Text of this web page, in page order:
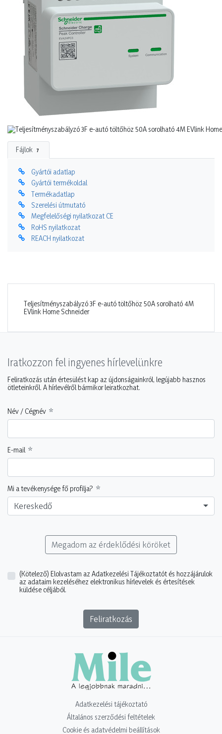
Fájlok 7
Gyártói adatlap
Gyártói termékoldal
Termékadatlap
Szerelési útmutató
Megfelelőségi nyilatkozat CE
RoHS nyilatkozat
REACH nyilatkozat
Teljesítményszabályzó 3F e-autó töltőhöz 50A sorolható 4M
EVlink Home Schneider
Iratkozzon fel ingyenes hírlevelünkre
Feliratkozás után értesülést kap az újdonságainkról, legújabb hasznos
ötleteinkről. A hírlevélről bármikor leiratkozhat.
Név / Cégnév
E-mail
Mi a tevékenysége fő profilja?
Kereskedő
Megadom az érdeklődési köröket
(Kötelező) Elolvastam az Adatkezelési Tájékoztatót és hozzájárulok
az adataim kezeléséhez elektronikus hírlevelek és értesítések
küldése céljából.
Feliratkozás
Adatkezelési tájékoztató
Általános szerződési feltételek
Cookie és adatvédelmi beállítások